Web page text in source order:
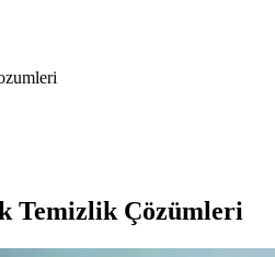
Temizlik Çözümleri